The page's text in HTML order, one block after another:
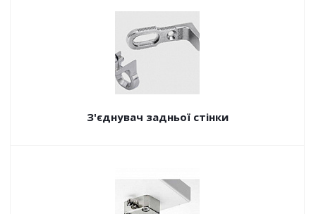
З'єднувач задньої стінки